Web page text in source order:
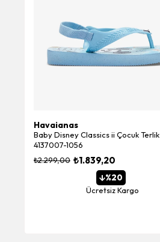
Havaianas
Baby Disney Classics ii Çocuk Terlik
4137007-1056
₺1.839,20
₺2.299,00
%20
Ücretsiz Kargo